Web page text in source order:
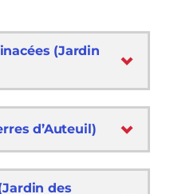
(Jardin
d’Auteuil)
des